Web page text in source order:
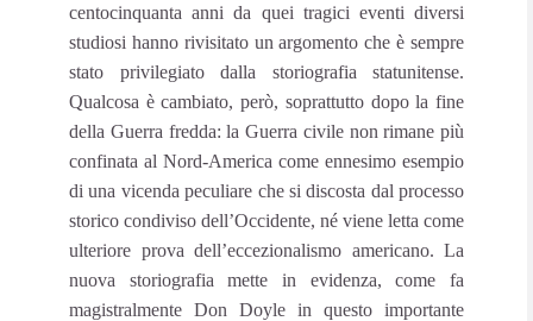
centocinquanta anni da quei tragici eventi diversi
studiosi hanno rivisitato un argomento che è sempre
stato privilegiato dalla storiografia statunitense.
Qualcosa è cambiato, però, soprattutto dopo la fine
della Guerra fredda: la Guerra civile non rimane più
confinata al Nord-America come ennesimo esempio
di una vicenda peculiare che si discosta dal processo
storico condiviso dell’Occidente, né viene letta come
ulteriore prova dell’eccezionalismo americano. La
nuova storiografia mette in evidenza, come fa
magistralmente Don Doyle in questo importante